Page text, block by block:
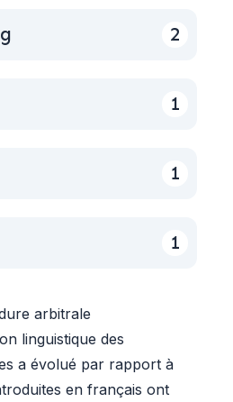
de Nomination du
des femmes, soit le
désignés par le Comité
continu de
son engagement
efficace des
de 2025 illustrent sa
services de résolution des
2
1
1
1
arbitrale
linguistique des
a évolué par rapport à
en français ont